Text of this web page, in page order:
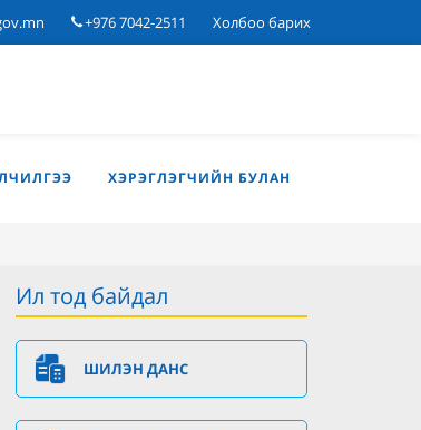
+976 7042-2511 Холбоо барих
ХЭРЭГЛЭГЧИЙН БУЛАН
Ил тод байдал
ШИЛЭН ДАНС